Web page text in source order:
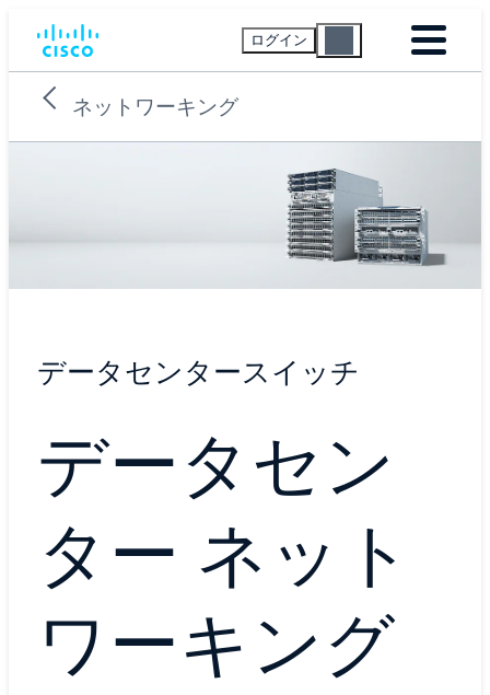
ログイン
ネットワーキング
データセンタースイッチ
データセン
ター ネット
ワーキング